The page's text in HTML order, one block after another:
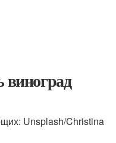
виноград
Unsplash/Christina